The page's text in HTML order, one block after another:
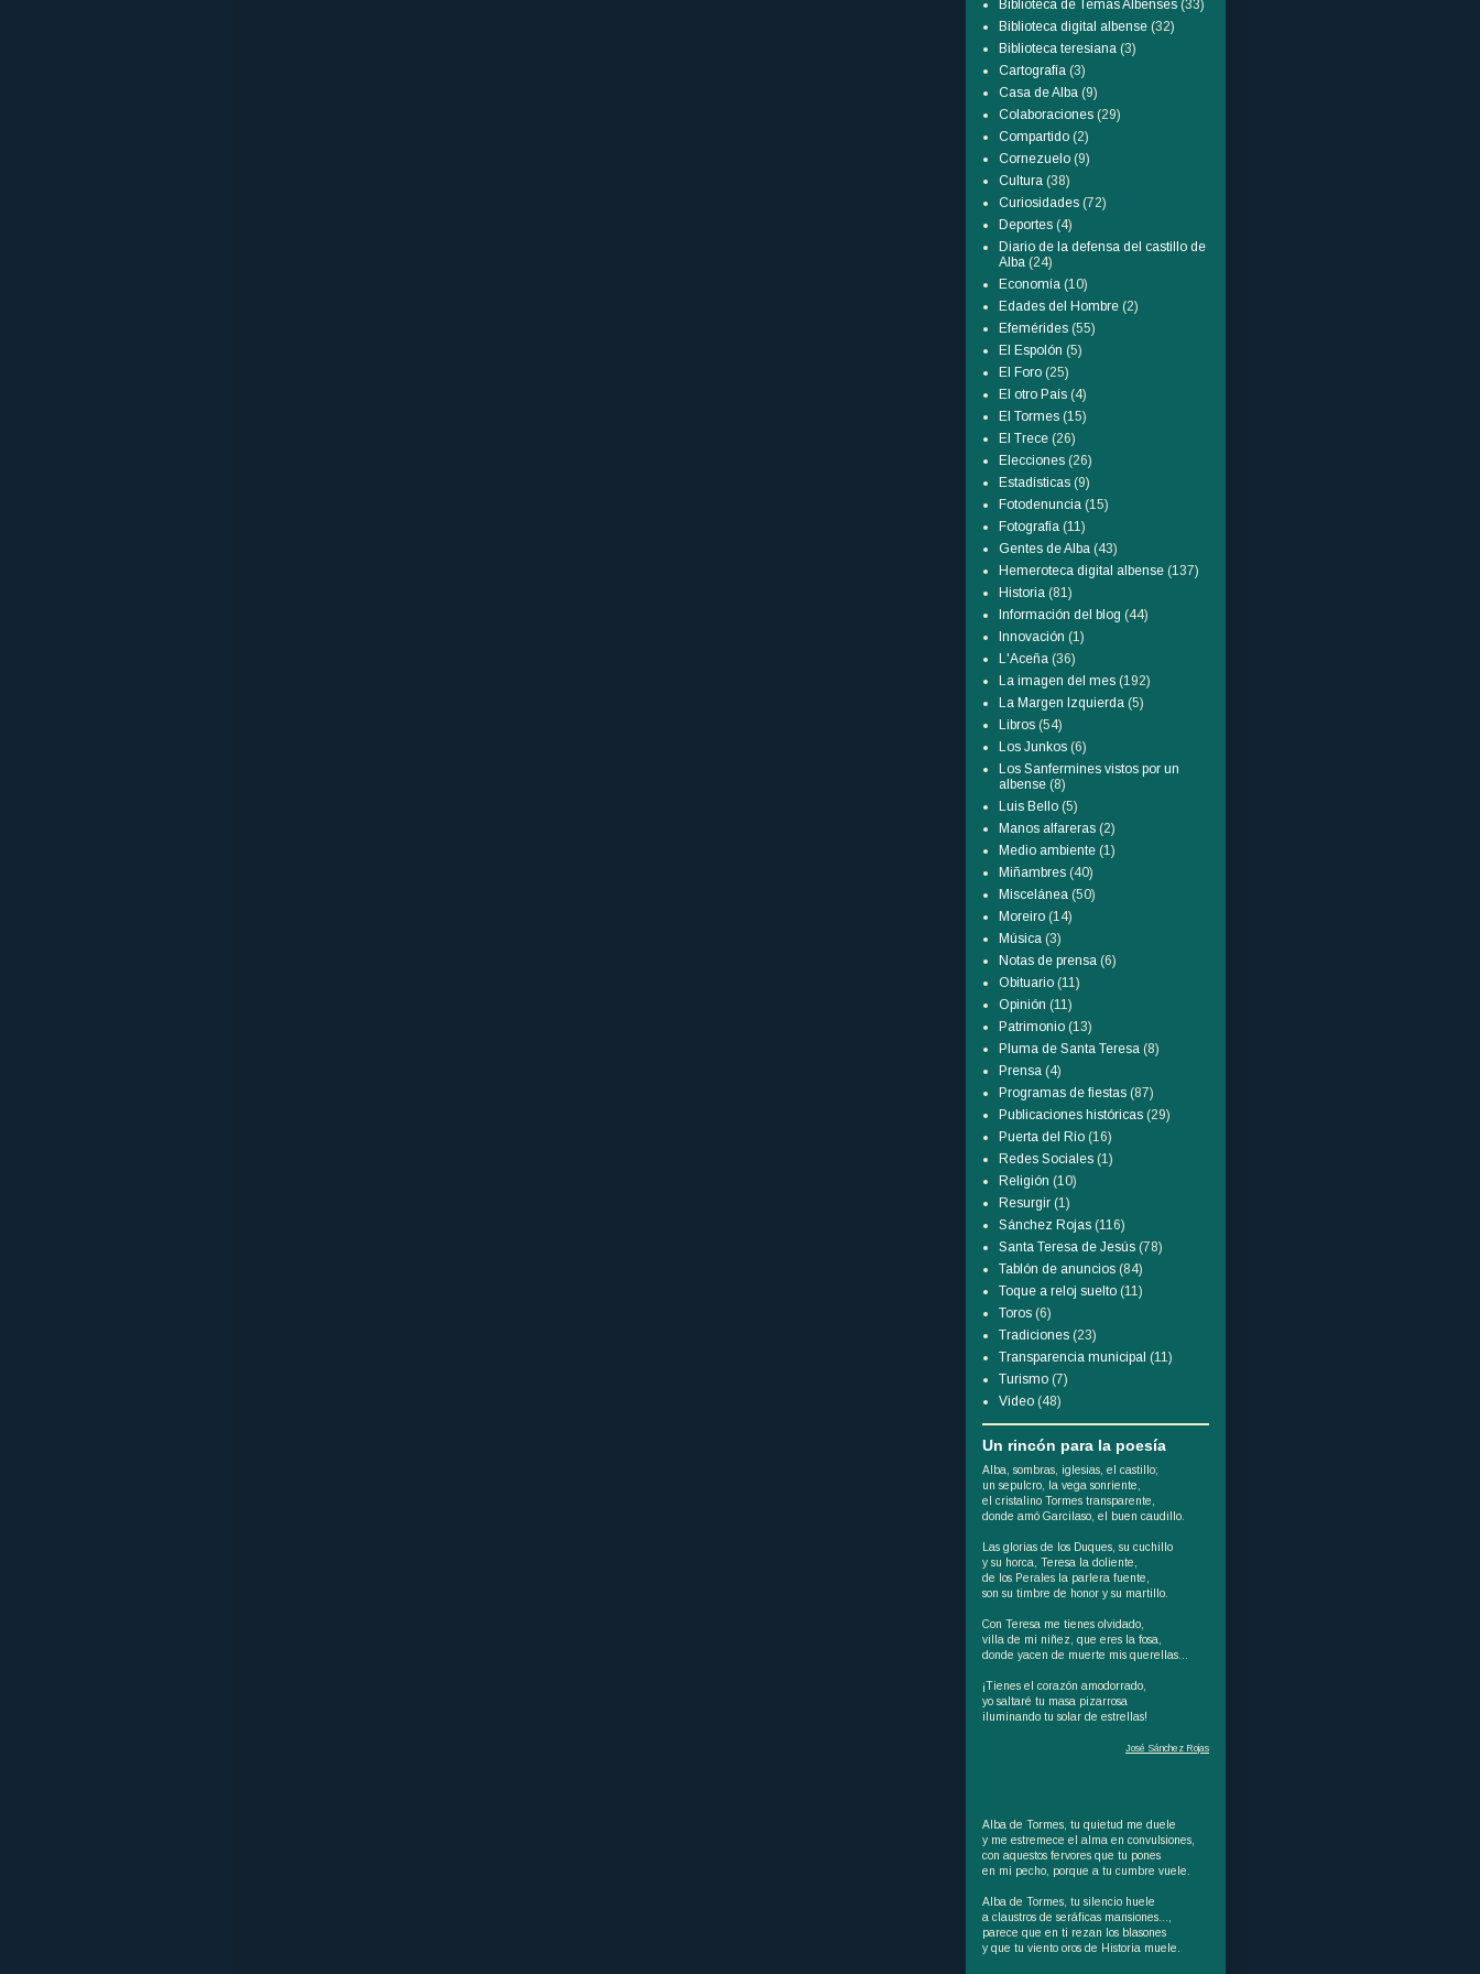
Biblioteca de Temas Albenses (33)
Biblioteca digital albense (32)
Biblioteca teresiana (3)
Cartografía (3)
Casa de Alba (9)
Colaboraciones (29)
Compartido (2)
Cornezuelo (9)
Cultura (38)
Curiosidades (72)
Deportes (4)
Diario de la defensa del castillo de
Alba (24)
Economía (10)
Edades del Hombre (2)
Efemérides (55)
El Espolón (5)
El Foro (25)
El otro País (4)
El Tormes (15)
El Trece (26)
Elecciones (26)
Estadísticas (9)
Fotodenuncia (15)
Fotografía (11)
Gentes de Alba (43)
Hemeroteca digital albense (137)
Historia (81)
Información del blog (44)
Innovación (1)
L'Aceña (36)
La imagen del mes (192)
La Margen Izquierda (5)
Libros (54)
Los Junkos (6)
Los Sanfermines vistos por un
albense (8)
Luis Bello (5)
Manos alfareras (2)
Medio ambiente (1)
Miñambres (40)
Miscelánea (50)
Moreiro (14)
Música (3)
Notas de prensa (6)
Obituario (11)
Opinión (11)
Patrimonio (13)
Pluma de Santa Teresa (8)
Prensa (4)
Programas de fiestas (87)
Publicaciones históricas (29)
Puerta del Río (16)
Redes Sociales (1)
Religión (10)
Resurgir (1)
Sánchez Rojas (116)
Santa Teresa de Jesús (78)
Tablón de anuncios (84)
Toque a reloj suelto (11)
Toros (6)
Tradiciones (23)
Transparencia municipal (11)
Turismo (7)
Video (48)
Un rincón para la poesía
Alba, sombras, iglesias, el castillo;
un sepulcro, la vega sonriente,
el cristalino Tormes transparente,
donde amó Garcilaso, el buen caudillo.
Las glorias de los Duques, su cuchillo
y su horca, Teresa la doliente,
de los Perales la parlera fuente,
son su timbre de honor y su martillo.
Con Teresa me tienes olvidado,
villa de mi niñez, que eres la fosa,
donde yacen de muerte mis querellas...
¡Tienes el corazón amodorrado,
yo saltaré tu masa pizarrosa
iluminando tu solar de estrellas!
José Sánchez Rojas
Alba de Tormes, tu quietud me duele
y me estremece el alma en convulsiones,
con aquestos fervores que tu pones
en mi pecho, porque a tu cumbre vuele.
Alba de Tormes, tu silencio huele
a claustros de seráficas mansiones…,
parece que en ti rezan los blasones
y que tu viento oros de Historia muele.